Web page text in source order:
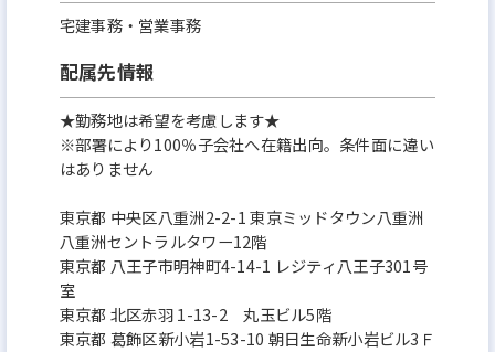
けるチャンスに挑戦してみませんか？
宅建事務・営業事務
配属先情報
★勤務地は希望を考慮します★
※部署により100％子会社へ在籍出向。条件面に違い
はありません
東京都 中央区八重洲2-2-1 東京ミッドタウン八重洲
八重洲セントラルタワー12階
東京都 八王子市明神町4-14-1 レジティ八王子301号
室
東京都 北区赤羽 1-13-2 丸玉ビル5階
東京都 葛飾区新小岩1-53-10 朝日生命新小岩ビル3Ｆ